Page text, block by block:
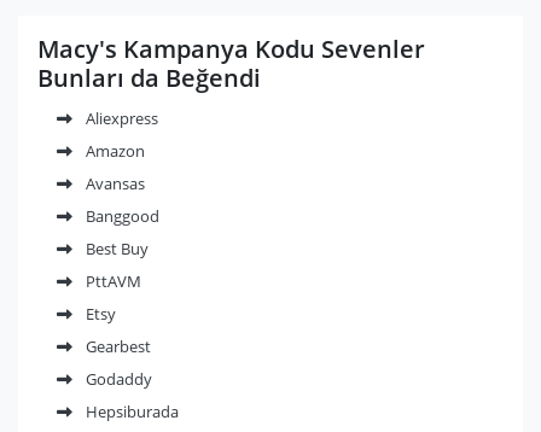
Macy's Kampanya Kodu Sevenler
Bunları da Beğendi
Aliexpress
Amazon
Avansas
Banggood
Best Buy
PttAVM
Etsy
Gearbest
Godaddy
Hepsiburada